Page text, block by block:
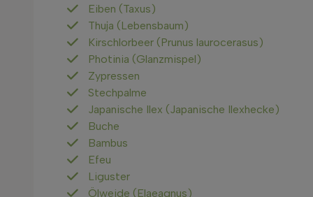
Eiben (Taxus)
Thuja (Lebensbaum)
Kirschlorbeer (Prunus laurocerasus)
Photinia (Glanzmispel)
Zypressen
Stechpalme
Japanische Ilex (Japanische Ilexhecke)
Buche
Bambus
Efeu
Liguster
Ölweide (Elaeagnus)